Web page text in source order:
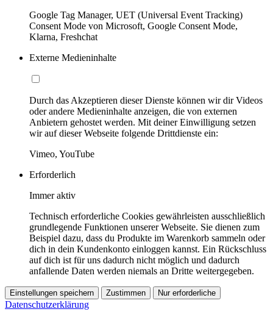
Google Tag Manager, UET (Universal Event Tracking)
Consent Mode von Microsoft, Google Consent Mode,
Klarna, Freshchat
Externe Medieninhalte
Durch das Akzeptieren dieser Dienste können wir dir Videos
oder andere Medieninhalte anzeigen, die von externen
Anbietern gehostet werden. Mit deiner Einwilligung setzen
wir auf dieser Webseite folgende Drittdienste ein:
Vimeo, YouTube
Erforderlich
Immer aktiv
Technisch erforderliche Cookies gewährleisten ausschließlich
grundlegende Funktionen unserer Webseite. Sie dienen zum
Beispiel dazu, dass du Produkte im Warenkorb sammeln oder
dich in dein Kundenkonto einloggen kannst. Ein Rückschluss
auf dich ist für uns dadurch nicht möglich und dadurch
anfallende Daten werden niemals an Dritte weitergegeben.
Einstellungen speichern Zustimmen Nur erforderliche
Datenschutzerklärung